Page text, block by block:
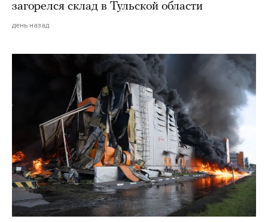
загорелся склад в Тульской области
день назад